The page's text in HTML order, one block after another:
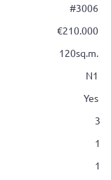
#3006
210.000
120sq.m.
N1
Yes
3
1
1